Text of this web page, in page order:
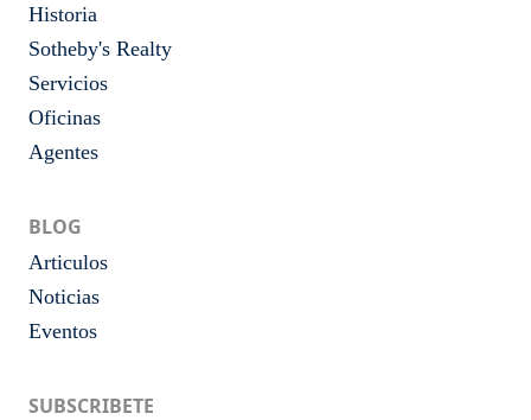
Historia
Sotheby's Realty
Servicios
Oficinas
Agentes
BLOG
Articulos
Noticias
Eventos
SUBSCRIBETE